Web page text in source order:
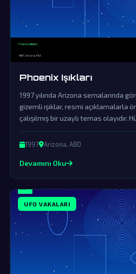
Phoenix Işıkları
1997 yılında Arizona semalarında
gizemli ışıklar, resmi açıklamalarla
çalışılmış bir uzaylı temas olayıdır.
ve yalanlamaları, bu fenomenin
kanıtı olduğuna dair şüpheleri
1997 Arizona, ABD
Devamını Oku
UFO VAKALARI